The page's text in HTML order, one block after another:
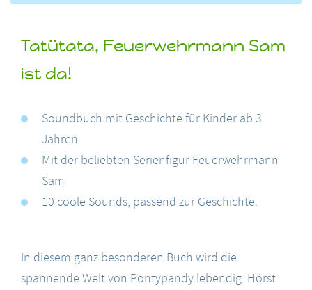
Tatütata, Feuerwehrmann Sam
ist da!
Soundbuch mit Geschichte für Kinder ab 3
Jahren
Mit der beliebten Serienfigur Feuerwehrmann
Sam
10 coole Sounds, passend zur Geschichte.
In diesem ganz besonderen Buch wird die
spannende Welt von Pontypandy lebendig: Hörst